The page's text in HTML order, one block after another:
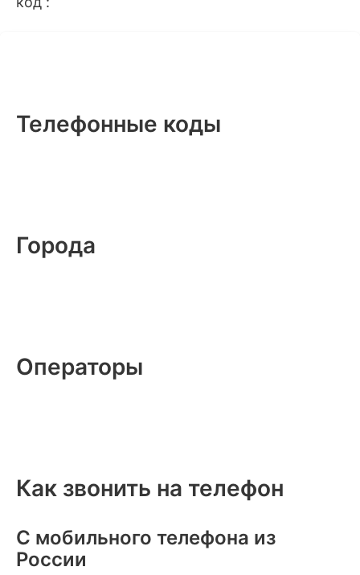
Телефонные коды
Города
Операторы
Как звонить на телефон
С мобильного телефона из
России